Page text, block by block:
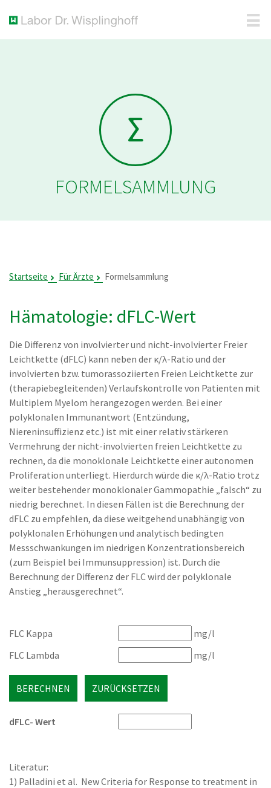
FORMELSAMMLUNG
Startseite Für Ärzte Formelsammlung
Hämatologie: dFLC-Wert
Die Differenz von involvierter und nicht-involvierter Freier
Leichtkette (dFLC) kann neben der κ/λ-Ratio und der
involvierten bzw. tumorassoziierten Freien Leichtkette zur
(therapiebegleitenden) Verlaufskontrolle von Patienten mit
Multiplem Myelom herangezogen werden. Bei einer
polyklonalen Immunantwort (Entzündung,
Niereninsuffizienz etc.) ist mit einer relativ stärkeren
Vermehrung der nicht-involvierten freien Leichtkette zu
rechnen, da die monoklonale Leichtkette einer autonomen
Proliferation unterliegt. Hierdurch würde die κ/λ-Ratio trotz
weiter bestehender monoklonaler Gammopathie „falsch“ zu
niedrig berechnet. In diesen Fällen ist die Berechnung der
dFLC zu empfehlen, da diese weitgehend unabhängig von
polyklonalen Erhöhungen und analytisch bedingten
Messschwankungen im niedrigen Konzentrationsbereich
(zum Beispiel bei Immunsuppression) ist. Durch die
Berechnung der Differenz der FLC wird der polyklonale
Anstieg „herausgerechnet“.
FLC Kappa
mg/l
FLC Lambda
mg/l
BERECHNEN ZURÜCKSETZEN
dFLC- Wert
Literatur:
1) Palladini et al. New Criteria for Response to treatment in